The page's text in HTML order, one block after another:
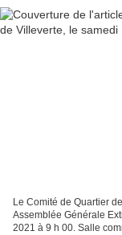
Le Comité de Quartier
Assemblée Générale
2021 à 9 h 00. Salle